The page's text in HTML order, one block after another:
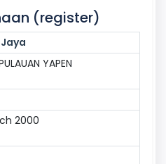
(register)
YAPEN
2000